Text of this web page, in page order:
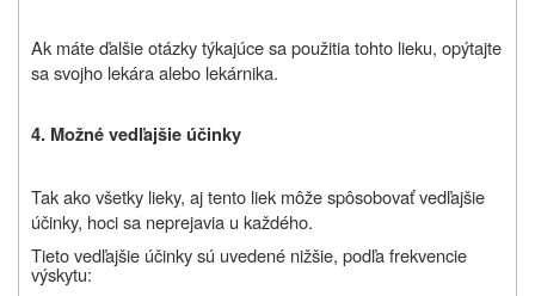
Ak máte ďalšie otázky týkajúce sa použitia tohto lieku, opýtajte
sa svojho lekára alebo lekárnika.
4. Možné vedľajšie účinky
Tak ako všetky lieky, aj tento liek môže spôsobovať vedľajšie
účinky, hoci sa neprejavia u každého.
Tieto vedľajšie účinky sú uvedené nižšie, podľa frekvencie
výskytu: